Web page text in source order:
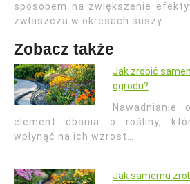
sposobem na zwiększenie
zwłaszcza w okresach suszy.
Zobacz także
Jak zrobić
ogrodu?
Nawadnianie
element dbania o rośliny,
wpłynąć na ich wzrost…
Jak samemu